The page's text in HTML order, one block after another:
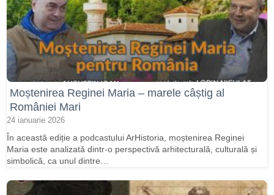
Moștenirea Reginei Maria – marele câștig al
României Mari
24 ianuarie 2026
În această ediție a podcastului ArHistoria, moștenirea Reginei
Maria este analizată dintr-o perspectivă arhitecturală, culturală și
simbolică, ca unul dintre…